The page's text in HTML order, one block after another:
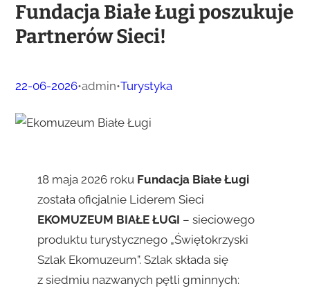
Fundacja Białe Ługi poszukuje
Partnerów Sieci!
22-06-2026•admin•Turystyka
18 maja 2026 roku Fundacja Białe Ługi
została oficjalnie Liderem Sieci
EKOMUZEUM BIAŁE ŁUGI – sieciowego
produktu turystycznego „Świętokrzyski
Szlak Ekomuzeum”. Szlak składa się
z siedmiu nazwanych pętli gminnych: